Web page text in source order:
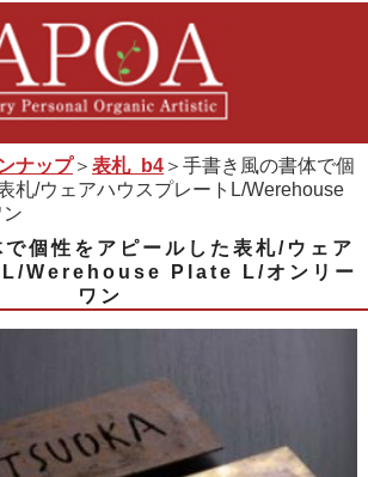
ナップ＞ 表札_b4＞手書き風の書体で個
札/ウェアハウスプレートL/Werehouse
個性をアピールした表札/ウェア
L/Werehouse Plate L/オンリー
ワン